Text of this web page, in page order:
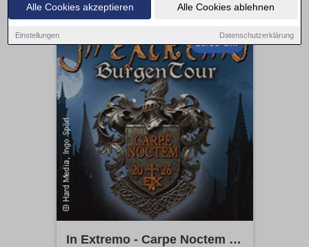
Alle Cookies akzeptieren Alle Cookies ablehnen
Einstellungen Datenschutzerklärung
18:00 Uhr
In Extremo - Carpe Noctem -